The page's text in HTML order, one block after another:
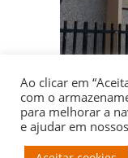
Ao clicar em
com o
para melhorar a
e ajudar em